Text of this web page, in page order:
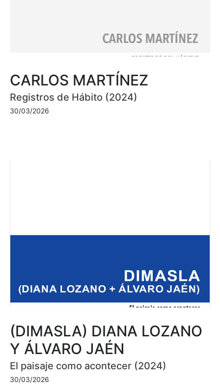
CARLOS MARTÍNEZ
Registros de Hábito (2024)
30/03/2026
(DIMASLA) DIANA LOZANO
Y ÁLVARO JAÉN
El paisaje como acontecer (2024)
30/03/2026